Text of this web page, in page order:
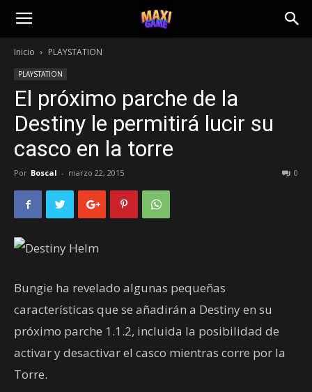
Inicio PLAYSTATION
PLAYSTATION
El próximo parche de la
Destiny le permitirá lucir su
casco en la torre
Por Boscal - marzo 22, 2015 0
Bungie ha revelado algunas pequeñas
características que se añadirán a Destiny en su
próximo parche 1.1.2, incluida la posibilidad de
activar y desactivar el casco mientras corre por la
Torre.